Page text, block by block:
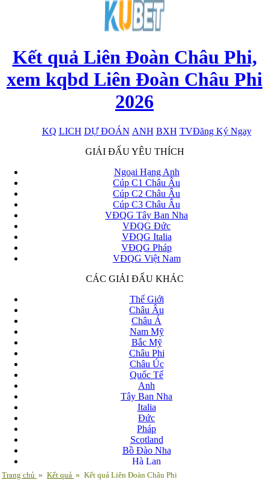
Kết quả Liên Đoàn Châu Phi,
xem kqbd Liên Đoàn Châu Phi
2026
KQ LICH DỰ ĐOÁN ANH BXH TVĐăng Ký Ngay
x
GIẢI ĐẤU YÊU THÍCH
Ngoại Hạng Anh
Cúp C1 Châu Âu
Cúp C2 Châu Âu
Cúp C3 Châu Âu
VĐQG Tây Ban Nha
VĐQG Đức
VĐQG Italia
VĐQG Pháp
VĐQG Việt Nam
CÁC GIẢI ĐẤU KHÁC
Thế Giới
Châu Âu
Châu Á
Nam Mỹ
Bắc Mỹ
Châu Phi
Châu Úc
Quốc Tế
Anh
Tây Ban Nha
Italia
Đức
Pháp
Scotland
Bồ Đào Nha
Hà Lan
Nga
Trang chủ » Kết quả » Kết quả Liên Đoàn Châu Phi